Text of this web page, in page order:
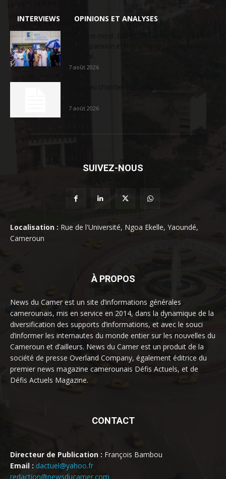
INTERVIEWS OPINIONS ET ANALYSES
7 août 2026
7 août 2026
SUIVEZ-NOUS
Localisation : Rue de l'Université, Ngoa Ekelle, Yaoundé,
Cameroun
À PROPOS
News du Camer est un site d’informations générales
camerounais, mis en service en 2014, dans la dynamique de la
diversification des supports d’informations, et avec le souci
d’informer les internautes du monde entier sur les nouvelles du
Cameroun et d’ailleurs. News du Camer est un produit de la
société de presse Overland Company, également éditrice du
premier news magazine camerounais Défis Actuels, et de
Défis Actuels Magazine.
CONTACT
Directeur de Publication : François Bambou
Email : dactuel@yahoo.fr
redaction@newsducamer.com